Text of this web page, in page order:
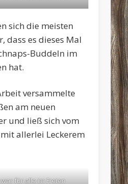
sich die meisten
dass es dieses Mal
Buddeln im
hat.
versammelte
am neuen
und ließ sich vom
allerlei Leckerem
für alle im Freien